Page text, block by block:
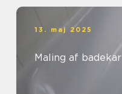
13. maj 2025
Maling af badekar